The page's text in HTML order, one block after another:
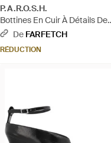
P.A.R.O.S.H.
Bottines En Cuir À Détails De
Clous - Noir
De FARFETCH
RÉDUCTION